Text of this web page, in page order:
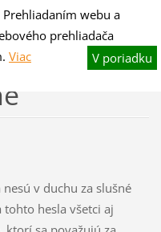
v duchu za slušné
tohto hesla všetci aj
webu a
prehliadača
V poriadku
Viac